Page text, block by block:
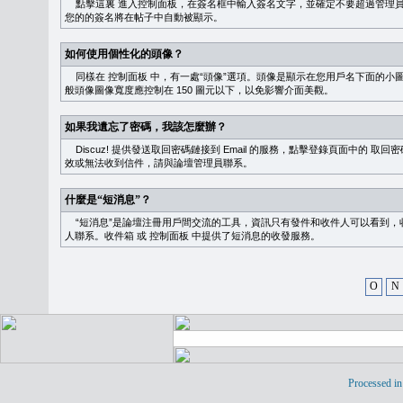
點擊這裏 進入控制面板，在簽名框中輸入簽名文字，並確定不要超過管
您的的簽名將在帖子中自動被顯示。
如何使用個性化的頭像？
同樣在 控制面板 中，有一處“頭像”選項。頭像是顯示在您用戶名下面的
般頭像圖像寬度應控制在 150 圖元以下，以免影響介面美觀。
如果我遺忘了密碼，我該怎麼辦？
Discuz! 提供發送取回密碼鏈接到 Email 的服務，點擊登錄頁面中的 取回密
效或無法收到信件，請與論壇管理員聯系。
什麼是“短消息”？
“短消息”是論壇注冊用戶間交流的工具，資訊只有發件和收件人可以看到
人聯系。 收件箱 或 控制面板 中提供了短消息的收發服務。
O N
Processed